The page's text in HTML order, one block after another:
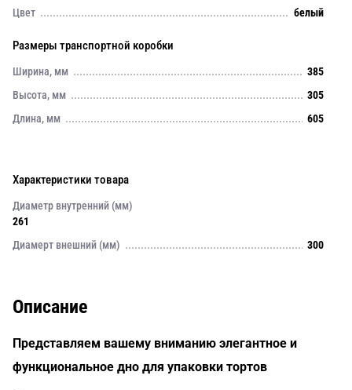
Цвет
белый
Размеры транспортной коробки
Ширина, мм
385
Высота, мм
305
Длина, мм
605
Характеристики товара
Диаметр внутренний (мм)
261
Диамерт внешний (мм)
300
Описание
Представляем вашему вниманию элегантное и
функциональное дно для упаковки тортов